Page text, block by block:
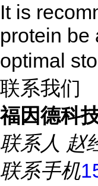
It is
protein be
optimal
联系我们
福因德科
联系人 赵
联系手机